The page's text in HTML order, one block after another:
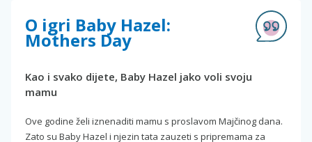
O igri Baby Hazel:
Mothers Day
Kao i svako dijete, Baby Hazel jako voli svoju
mamu
Ove godine želi iznenaditi mamu s proslavom Majčinog dana.
Zato su Baby Hazel i njezin tata zauzeti s pripremama za